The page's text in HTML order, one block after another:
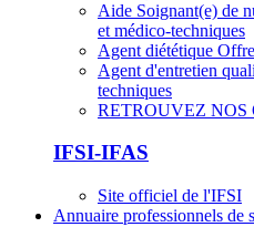
Aide Soignant(e) de
et médico-techniques
Agent diététique
Agent d'entretien
techniques
RETROUVEZ NOS
IFSI-IFAS
Site officiel de l'IFSI
Annuaire professionnels de